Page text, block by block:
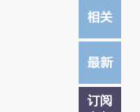
订阅